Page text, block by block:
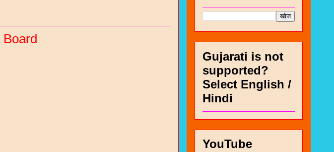
Board
Gujarati is not
supported?
Select English /
Hindi
YouTube